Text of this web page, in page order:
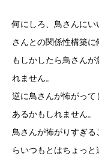
何にしろ、鳥さんに
さんとの関係性構築に
もしかしたら鳥さん
れません。
逆に鳥さんが怖がって
あるかもしれません。
鳥さんが怖がりすぎ
らいつもとはちょっ